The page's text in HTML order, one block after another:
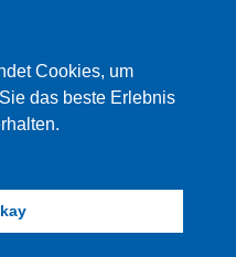
Cookies, um
das beste Erlebnis